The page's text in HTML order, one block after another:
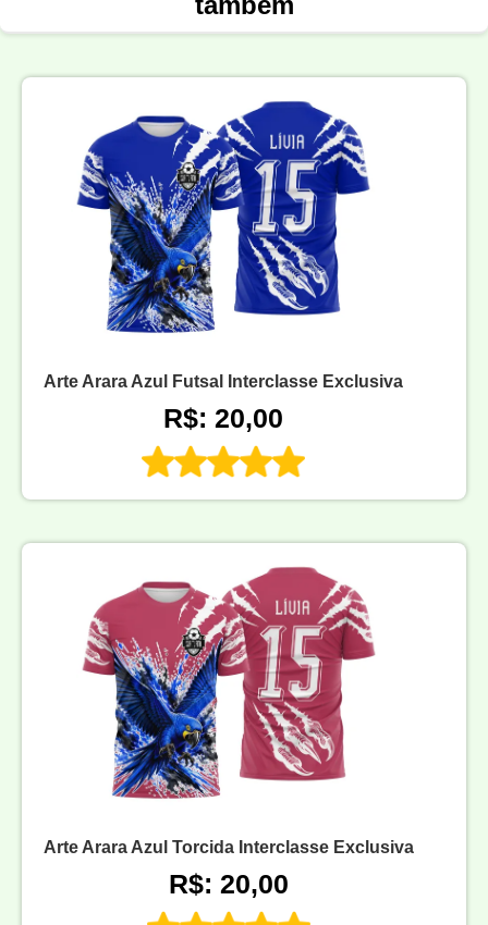
Arte Arara Azul Futsal Interclasse Exclusiva
R$: 20,00
Arte Arara Azul Torcida Interclasse Exclusiva
R$: 20,00